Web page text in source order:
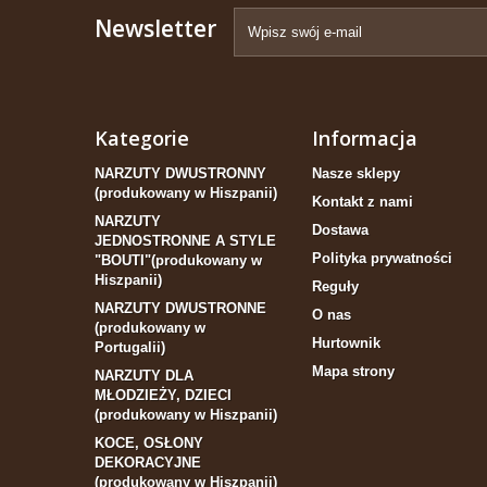
Newsletter
Kategorie
NARZUTY DWUSTRONNY
(produkowany w Hiszpanii)
NARZUTY
JEDNOSTRONNE A STYLE
"BOUTI"(produkowany w
Hiszpanii)
NARZUTY DWUSTRONNE
(produkowany w
Portugalii)
NARZUTY DLA
MŁODZIEŻY, DZIECI
(produkowany w Hiszpanii)
KOCE, OSŁONY
DEKORACYJNE
(produkowany w Hiszpanii)
Informacja
Nasze sklepy
Kontakt z nami
Dostawa
Polityka prywatności
Reguły
O nas
Hurtownik
Mapa strony